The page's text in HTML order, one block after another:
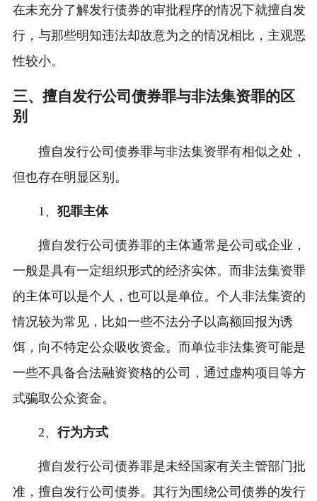
在未充分了解发行债券的审批程序的情况下就擅自发
行，与那些明知违法却故意为之的情况相比，主观恶
性较小。
三、擅自发行公司债券罪与非法集资罪的区
别
擅自发行公司债券罪与非法集资罪有相似之处，
但也存在明显区别。
1、 犯罪主体
擅自发行公司债券罪的主体通常是公司或企业，
一般是具有一定组织形式的经济实体。而非法集资罪
的主体可以是个人，也可以是单位。个人非法集资的
情况较为常见，比如一些不法分子以高额回报为诱
饵，向不特定公众吸收资金。而单位非法集资可能是
一些不具备合法融资资格的公司，通过虚构项目等方
式骗取公众资金。
2、 行为方式
擅自发行公司债券罪是未经国家有关主管部门批
准，擅自发行公司债券。其行为围绕公司债券的发行